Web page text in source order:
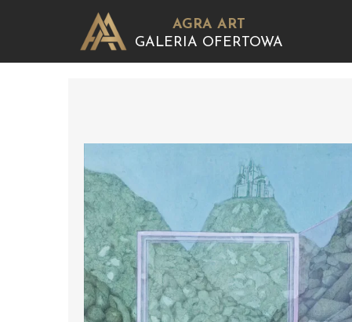
AGRA ART
GALERIA OFERTOWA